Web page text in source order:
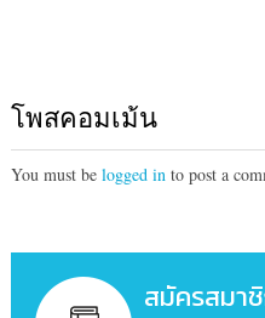
โพสคอมเม้น
You must be logged into post a
สมัครสมา